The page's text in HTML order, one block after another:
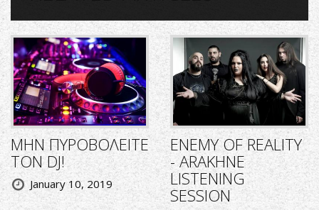
ΜΗΝ ΠΥΡΟΒΟΛΕΙΤΕ
ΤΟΝ DJ!
January 10, 2019
ENEMY OF REALITY
- ARAKHNE
LISTENING
SESSION